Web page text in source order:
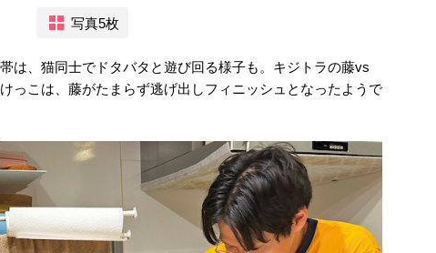
写真5枚
は、猫同士でドタバタと遊び回る様子も。キジトラの藤vs
っこは、藤がたまらず逃げ出しフィニッシュとなったようで